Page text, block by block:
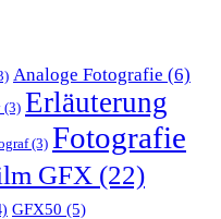
Analoge Fotografie (6)
(3) Erläuterung
(3) Fotografie
GFX (22)
GFX50 (5)